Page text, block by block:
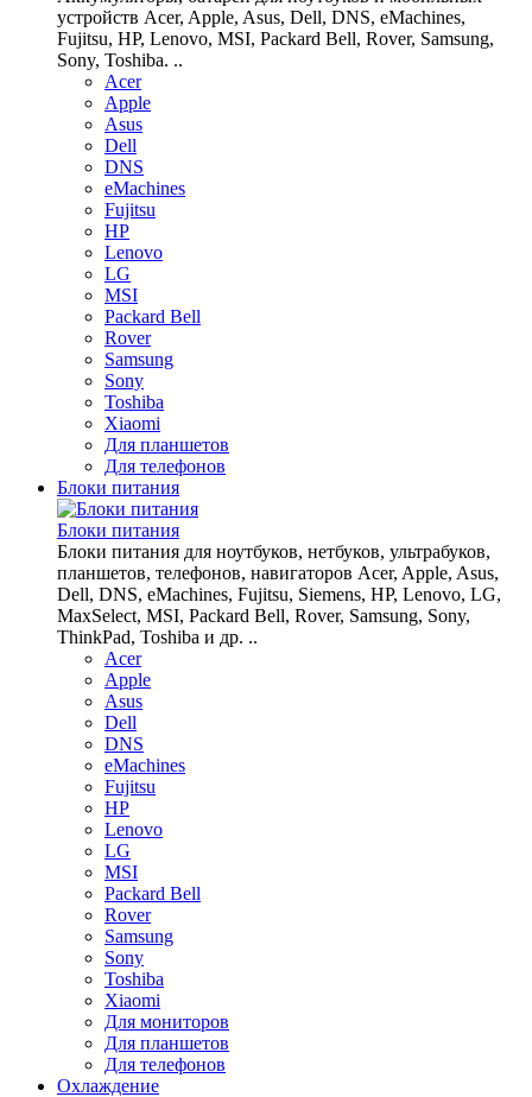
устройств Acer, Apple, Asus, Dell, DNS, eMachines,
Fujitsu, HP, Lenovo, MSI, Packard Bell, Rover, Samsung,
Sony, Toshiba. ..
Acer
Apple
Asus
Dell
DNS
eMachines
Fujitsu
HP
Lenovo
LG
MSI
Packard Bell
Rover
Samsung
Sony
Toshiba
Xiaomi
Для планшетов
Для телефонов
Блоки питания
Блоки питания
Блоки питания для ноутбуков, нетбуков, ультрабуков,
планшетов, телефонов, навигаторов Acer, Apple, Asus,
Dell, DNS, eMachines, Fujitsu, Siemens, HP, Lenovo, LG,
MaxSelect, MSI, Packard Bell, Rover, Samsung, Sony,
ThinkPad, Toshiba и др. ..
Acer
Apple
Asus
Dell
DNS
eMachines
Fujitsu
HP
Lenovo
LG
MSI
Packard Bell
Rover
Samsung
Sony
Toshiba
Xiaomi
Для мониторов
Для планшетов
Для телефонов
Охлаждение